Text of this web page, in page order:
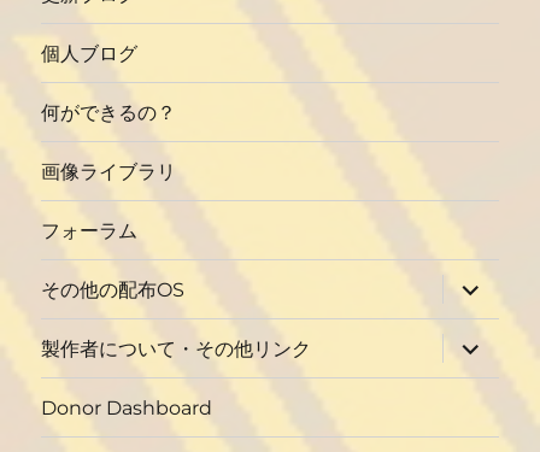
個人ブログ
何ができるの？
画像ライブラリ
フォーラム
その他の配布OS
メ
ニ
ュ
ー
開
製作者について・その他リンク
ブ
メ
ー
Donor Dashboard